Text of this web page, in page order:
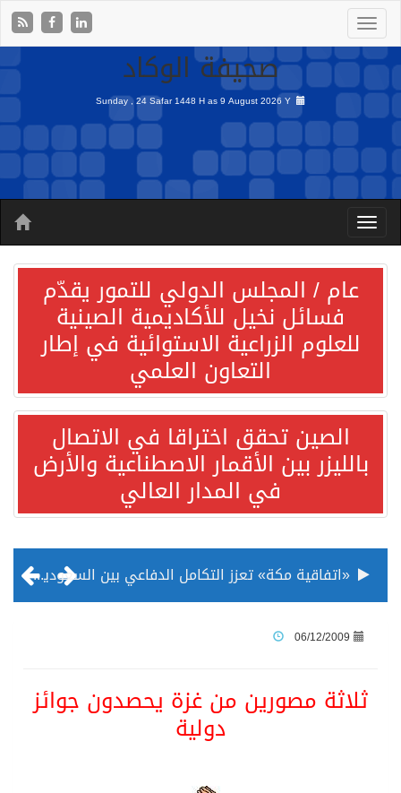
صحيفة الوكاد
Sunday , 24 Safar 1448 H as9 August 2026 Y
عام / المجلس الدولي للتمور يقدّم
فسائل نخيل للأكاديمية الصينية
للعلوم الزراعية الاستوائية في إطار
التعاون العلمي
الصين تحقق اختراقا في الاتصال
بالليزر بين الأقمار الاصطناعية والأرض
في المدار العالي
«اتفاقية مكة» تعزز التكامل الدفاعي بين السعودية وتركيا وباكستان
06/12/2009
ثلاثة مصورين من غزة يحصدون جوائز
دولية